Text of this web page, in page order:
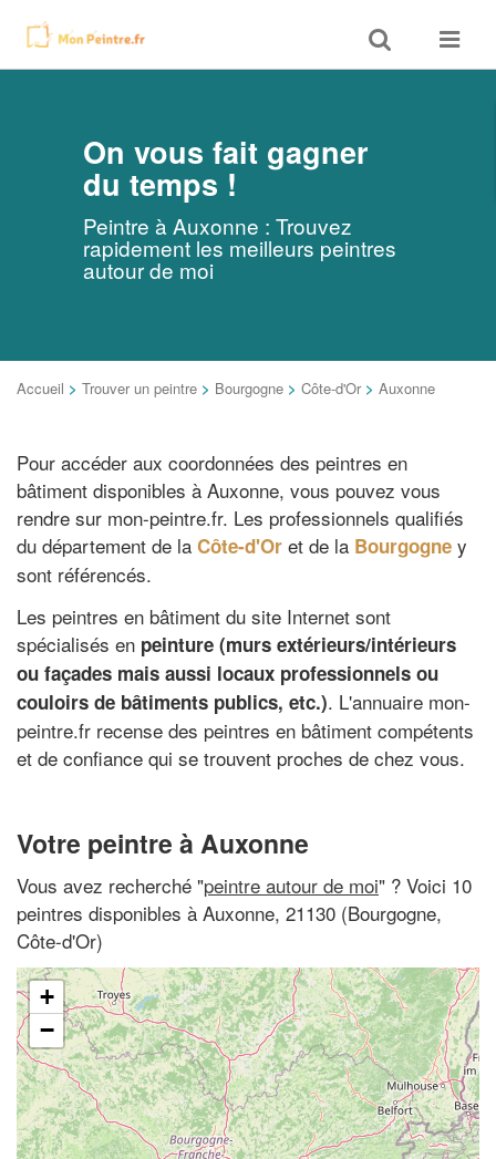
Toggle
search
Toggle
On vous fait gagner
du temps !
Peintre à Auxonne : Trouvez
rapidement les meilleurs peintres
autour de moi
Accueil > Trouver un peintre > Bourgogne > Côte-d'Or > Auxonne
Pour accéder aux coordonnées des peintres en
bâtiment disponibles à Auxonne, vous pouvez vous
rendre sur mon-peintre.fr. Les professionnels qualifiés
du département de la Côte-d'Or et de la Bourgogne y
sont référencés.
Les peintres en bâtiment du site Internet sont
spécialisés en peinture (murs extérieurs/intérieurs
ou façades mais aussi locaux professionnels ou
couloirs de bâtiments publics, etc.). L'annuaire mon-
peintre.fr recense des peintres en bâtiment compétents
et de confiance qui se trouvent proches de chez vous.
Votre peintre à Auxonne
Vous avez recherché "peintre autour de moi" ? Voici 10
peintres disponibles à Auxonne, 21130 (Bourgogne,
Côte-d'Or)
+
−